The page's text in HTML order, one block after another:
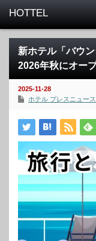
新ホテル「バウ
2026年秋にオー
2025-11-28
ホテル プレスニュース